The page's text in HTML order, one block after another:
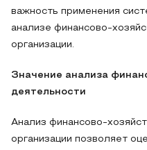
важность применения
анализе финансово-
организации.
Значение анализа
деятельности
Анализ финансово-
организации позволяет